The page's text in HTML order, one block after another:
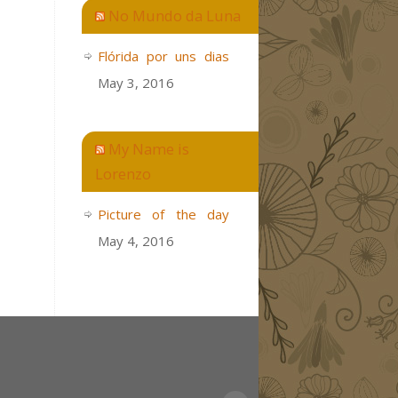
No Mundo da Luna
Flórida por uns dias
May 3, 2016
My Name is
Lorenzo
Picture of the day
May 4, 2016